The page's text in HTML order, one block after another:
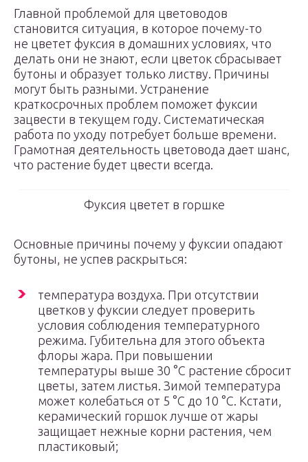
Главной проблемой для цветоводов
становится ситуация, в которое почему-то
не цветет фуксия в домашних условиях, что
делать они не знают, если цветок сбрасывает
бутоны и образует только листву. Причины
могут быть разными. Устранение
краткосрочных проблем поможет фуксии
зацвести в текущем году. Систематическая
работа по уходу потребует больше времени.
Грамотная деятельность цветовода дает шанс,
что растение будет цвести всегда.
Фуксия цветет в горшке
Основные причины почему у фуксии опадают
бутоны, не успев раскрыться:
температура воздуха. При отсутствии
цветков у фуксии следует проверить
условия соблюдения температурного
режима. Губительна для этого объекта
флоры жара. При повышении
температуры выше 30 °С растение сбросит
цветы, затем листья. Зимой температура
может колебаться от 5 °С до 10 °С. Кстати,
керамический горшок лучше от жары
защищает нежные корни растения, чем
пластиковый;